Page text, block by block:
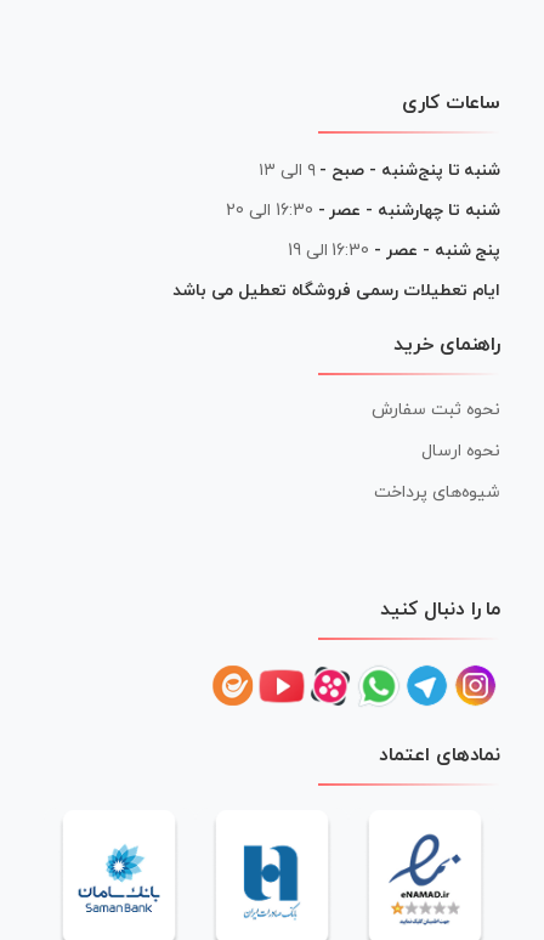
ساعات کاری
شنبه تا پنج‌شنبه - صبح - ۹ الی ۱۳
شنبه تا چهارشنبه - عصر - 16:30 الی 20
پنج شنبه - عصر - 16:30 الی 19
ایام تعطیلات رسمی فروشگاه تعطیل می باشد
راهنمای خرید
نحوه ثبت سفارش
نحوه ارسال
شیوه‌های پرداخت
ما را دنبال کنید
نمادهای اعتماد